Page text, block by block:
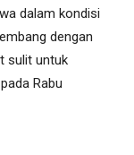
dalam kondisi
dengan
sulit untuk
Rabu